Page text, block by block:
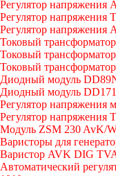
Регулятор напряжения
Регулятор напряжения
Регулятор напряжения
Токовый
Токовый
Токовый
Диодный модуль
Диодный модуль
Регулятор напряжения
Регулятор напряжения
Модуль ZSM 230 AvK/
Варисторы для
Варистор AVK DIG
Автоматический